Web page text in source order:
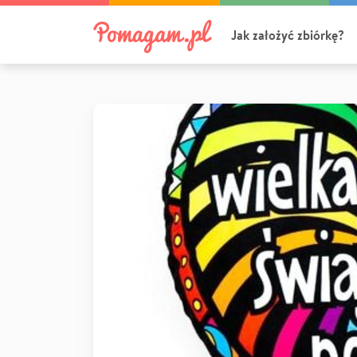
Jak założyć zbiórkę?